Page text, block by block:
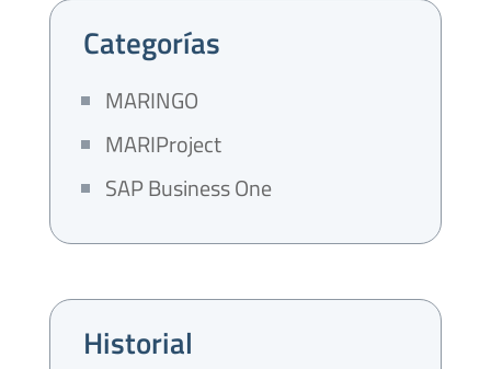
Categorías
MARINGO
MARIProject
SAP Business One
Historial